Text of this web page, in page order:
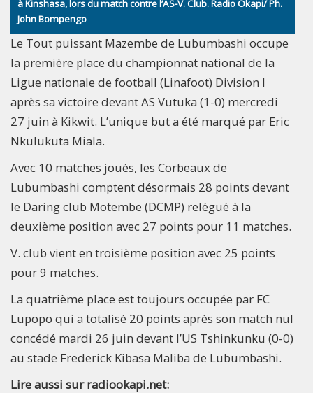
à Kinshasa, lors du match contre l’AS-V. Club. Radio Okapi/ Ph.
John Bompengo
Le Tout puissant Mazembe de Lubumbashi occupe
la première place du championnat national de la
Ligue nationale de football (Linafoot) Division I
après sa victoire devant AS Vutuka (1-0) mercredi
27 juin à Kikwit. L’unique but a été marqué par Eric
Nkulukuta Miala.
Avec 10 matches joués, les Corbeaux de
Lubumbashi comptent désormais 28 points devant
le Daring club Motembe (DCMP) relégué à la
deuxième position avec 27 points pour 11 matches.
V. club vient en troisième position avec 25 points
pour 9 matches.
La quatrième place est toujours occupée par FC
Lupopo qui a totalisé 20 points après son match nul
concédé mardi 26 juin devant l’US Tshinkunku (0-0)
au stade Frederick Kibasa Maliba de Lubumbashi.
Lire aussi sur radiookapi.net: